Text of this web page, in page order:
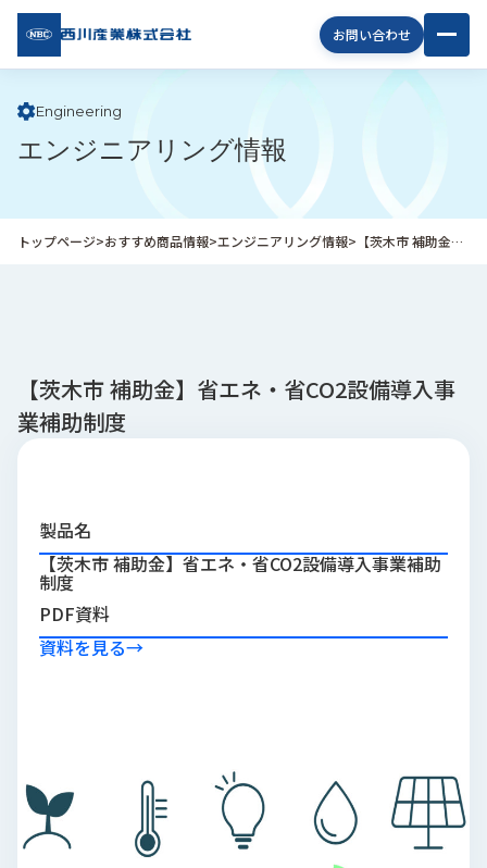
お問い合わせ
西川
産業
企
報
り
組
み
情
報
受
事
例
ー
カ
Engineering
エンジニアリング情報
トップページ>おすすめ商品情報>エンジニアリング情報> 【茨木市 補助金】省エネ・省CO2設備導入事業補助制度
【茨木市 補助金】省エネ・省CO2設備導入事
業補助制度
製品名
【茨木市 補助金】省エネ・省CO2設備導入事業補助
制度
PDF資料
資料を見る→